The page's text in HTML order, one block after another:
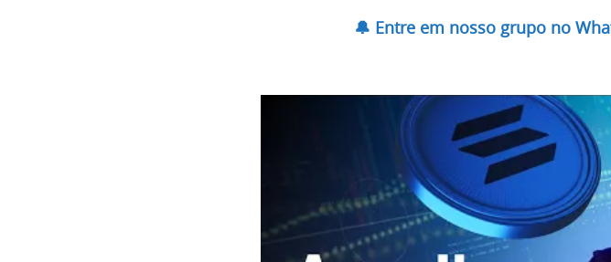
🔔 Entre em nosso grupo no